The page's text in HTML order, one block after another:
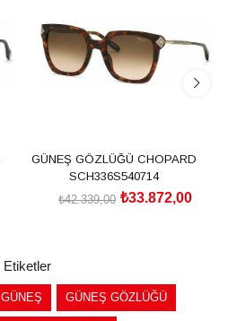
GÜNEŞ GÖZLÜĞÜ CHOPARD
SCH336S540714
₺33.872,00
₺42.339,00
Etiketler
GÜNEŞ GÜNEŞ GÖZLÜĞÜ